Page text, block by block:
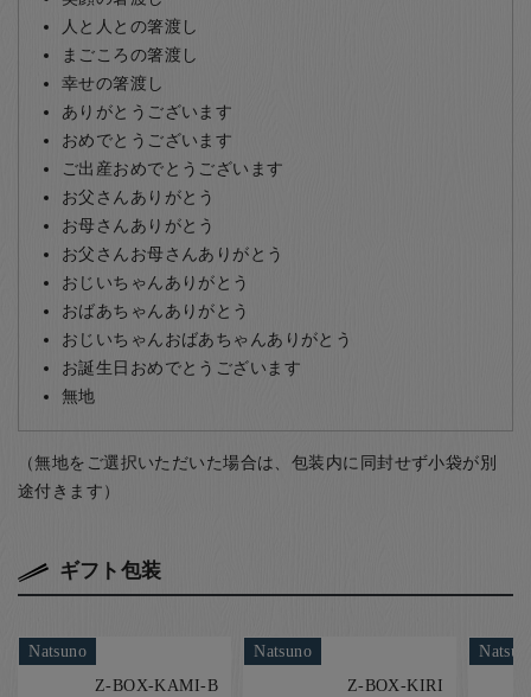
人と人との箸渡し
まごころの箸渡し
幸せの箸渡し
ありがとうございます
おめでとうございます
ご出産おめでとうございます
お父さんありがとう
お母さんありがとう
お父さんお母さんありがとう
おじいちゃんありがとう
おばあちゃんありがとう
おじいちゃんおばあちゃんありがとう
お誕生日おめでとうございます
無地
（無地をご選択いただいた場合は、包装内に同封せず小袋が別
途付きます）
ギフト包装
Natsuno
Z-BOX-KAMI-B
Natsuno
Z-BOX-KIRI